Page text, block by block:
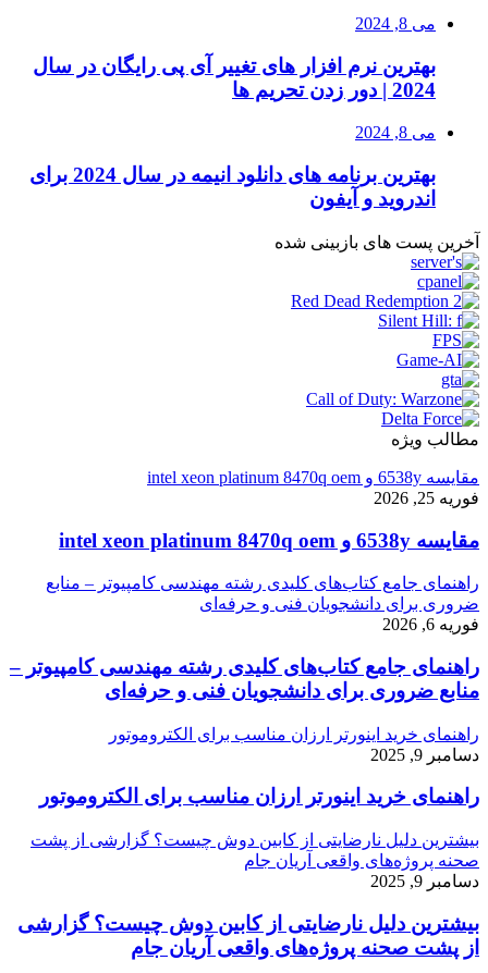
می 8, 2024
بهترین نرم افزار های تغییر آی پی رایگان در سال
2024 | دور زدن تحریم ها
می 8, 2024
بهترین برنامه های دانلود انیمه در سال 2024 برای
اندروید و آیفون
آخرین پست های بازبینی شده
مطالب ویژه
مقایسه 6538y و intel xeon platinum 8470q oem
فوریه 25, 2026
مقایسه 6538y و intel xeon platinum 8470q oem
راهنمای جامع کتاب‌های کلیدی رشته مهندسی کامپیوتر – منابع
ضروری برای دانشجویان فنی و حرفه‌ای
فوریه 6, 2026
راهنمای جامع کتاب‌های کلیدی رشته مهندسی کامپیوتر –
منابع ضروری برای دانشجویان فنی و حرفه‌ای
راهنمای خرید اینورتر ارزان مناسب برای الکتروموتور
دسامبر 9, 2025
راهنمای خرید اینورتر ارزان مناسب برای الکتروموتور
بیشترین دلیل نارضایتی از کابین دوش چیست؟ گزارشی از پشت
صحنه پروژه‌های واقعی آریان جام
دسامبر 9, 2025
بیشترین دلیل نارضایتی از کابین دوش چیست؟ گزارشی
از پشت صحنه پروژه‌های واقعی آریان جام